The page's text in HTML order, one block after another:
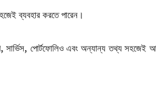
ব্যবহার করতে পারেন।
সার্ভিস, পোর্টফোলিও এবং অন্যান্য তথ্য সহজেই